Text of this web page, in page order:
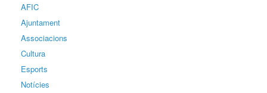
AFIC
Ajuntament
Associacions
Cultura
Esports
Notícies